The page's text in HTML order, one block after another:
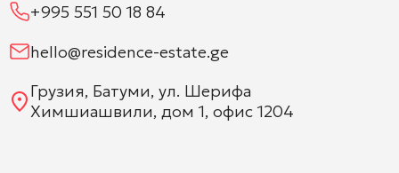
+995 551 50 18 84
hello@residence-estate.ge
Грузия, Батуми, ул. Шерифа
Химшиашвили, дом 1, офис 1204